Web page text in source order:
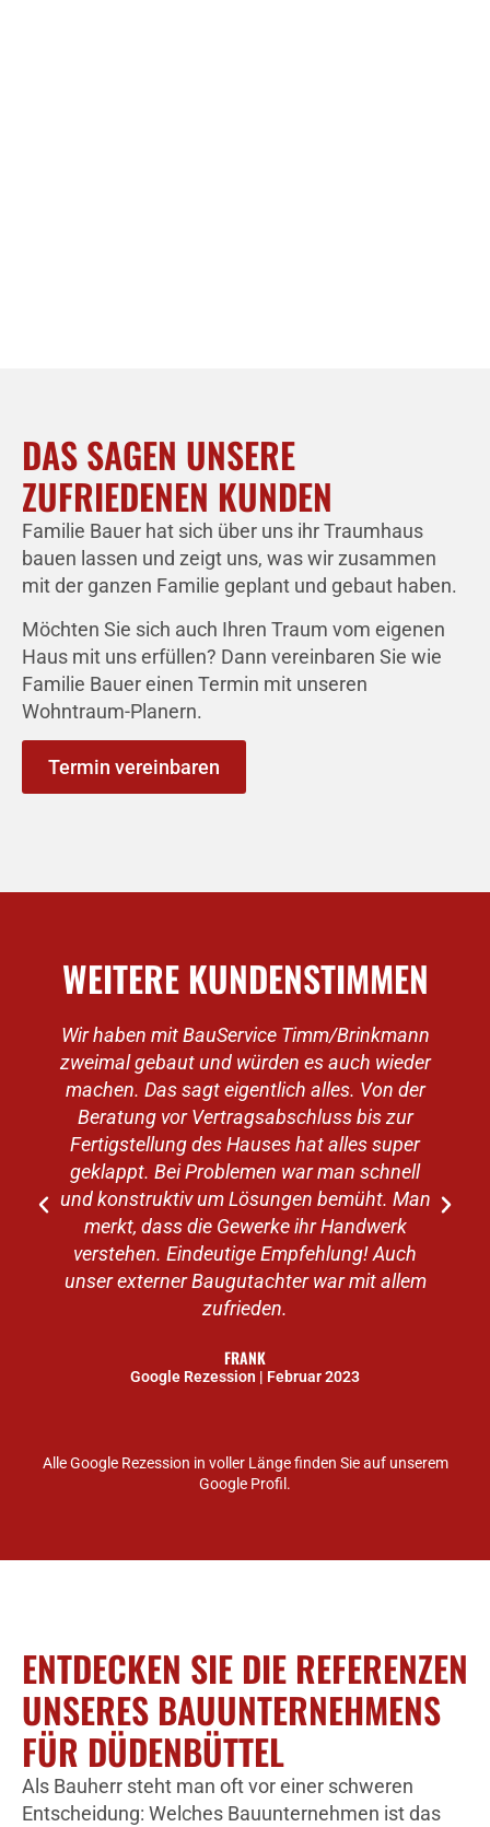
DAS SAGEN UNSERE
ZUFRIEDENEN KUNDEN
Familie Bauer hat sich über uns ihr Traumhaus
bauen lassen und zeigt uns, was wir zusammen
mit der ganzen Familie geplant und gebaut haben.
Möchten Sie sich auch Ihren Traum vom eigenen
Haus mit uns erfüllen? Dann vereinbaren Sie wie
Familie Bauer einen Termin mit unseren
Wohntraum-Planern.
Termin vereinbaren
WEITERE KUNDENSTIMMEN
Wir haben mit BauService Timm/Brinkmann
zweimal gebaut und würden es auch wieder
machen. Das sagt eigentlich alles. Von der
Beratung vor Vertragsabschluss bis zur
Fertigstellung des Hauses hat alles super
geklappt. Bei Problemen war man schnell
und konstruktiv um Lösungen bemüht. Man
merkt, dass die Gewerke ihr Handwerk
verstehen. Eindeutige Empfehlung! Auch
unser externer Baugutachter war mit allem
zufrieden.
FRANK
Google Rezession | Februar 2023
Alle Google Rezession in voller Länge finden Sie auf unserem
Google Profil.
ENTDECKEN SIE DIE REFERENZEN
UNSERES BAUUNTERNEHMENS
FÜR DÜDENBÜTTEL
Als Bauherr steht man oft vor einer schweren
Entscheidung: Welches Bauunternehmen ist das